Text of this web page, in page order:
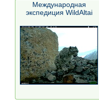
Международная
экспедиция WildAltai